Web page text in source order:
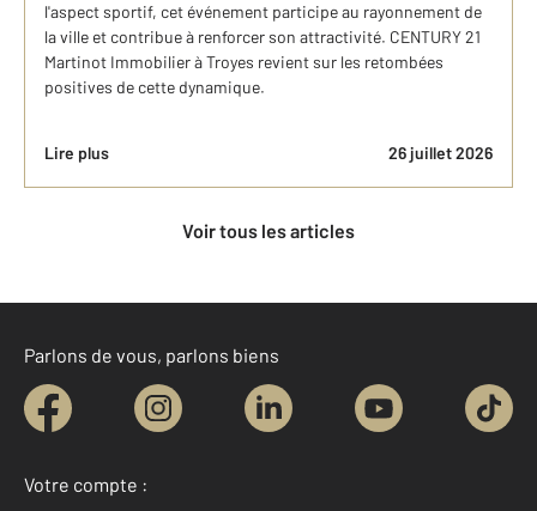
l'aspect sportif, cet événement participe au rayonnement de
la ville et contribue à renforcer son attractivité. CENTURY 21
Martinot Immobilier à Troyes revient sur les retombées
positives de cette dynamique.
Lire plus 26 juillet 2026
Voir tous les articles
Parlons de vous, parlons biens
Votre compte :